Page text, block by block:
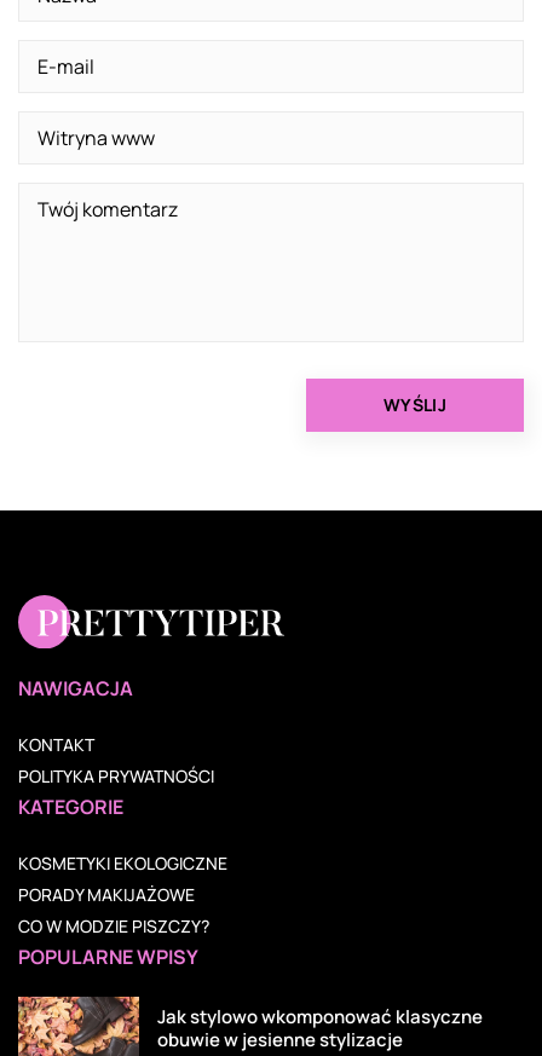
NAWIGACJA
KONTAKT
POLITYKA PRYWATNOŚCI
KATEGORIE
KOSMETYKI EKOLOGICZNE
PORADY MAKIJAŻOWE
CO W MODZIE PISZCZY?
POPULARNE WPISY
Jak stylowo wkomponować klasyczne
obuwie w jesienne stylizacje